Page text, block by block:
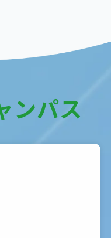
ンパス